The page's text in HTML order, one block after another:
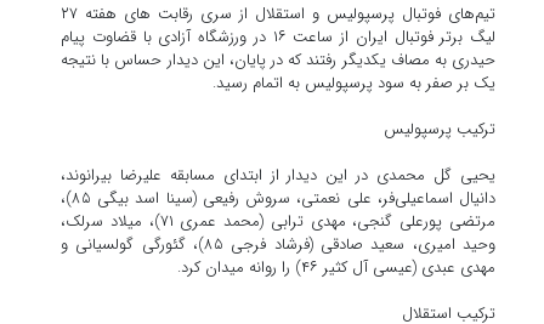
تیم‌های فوتبال پرسپولیس و استقلال از سری رقابت های هفته ۲۷
لیگ برتر فوتبال ایران از ساعت ۱۶ در ورزشگاه آزادی با قضاوت پیام
حیدری به مصاف یکدیگر رفتند که در پایان، این دیدار حساس با نتیجه
یک بر صفر به سود پرسپولیس به اتمام رسید.
ترکیب پرسپولیس
یحیی گل محمدی در این دیدار از ابتدای مسابقه علیرضا بیرانوند،
دانیال اسماعیلی‌فر، علی نعمتی، سروش رفیعی (سینا اسد بیگی ۸۵)،
مرتضی پورعلی گنجی، مهدی ترابی (محمد عمری ۷۱)، میلاد سرلک،
وحید امیری، سعید صادقی (فرشاد فرجی ۸۵)، گئورگی گولسیانی و
مهدی عبدی (عیسی آل کثیر ۴۶) را روانه میدان کرد.
ترکیب استقلال